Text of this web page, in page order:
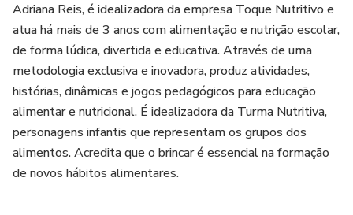
pode ser utilizado em diferentes contextos, como escolas,
creches, centros de saúde, entre outros.
Adriana Reis, é idealizadora da empresa Toque Nutritivo e
atua há mais de 3 anos com alimentação e nutrição escolar,
de forma lúdica, divertida e educativa. Através de uma
metodologia exclusiva e inovadora, produz atividades,
histórias, dinâmicas e jogos pedagógicos para educação
alimentar e nutricional. É idealizadora da Turma Nutritiva,
personagens infantis que representam os grupos dos
alimentos. Acredita que o brincar é essencial na formação
de novos hábitos alimentares.